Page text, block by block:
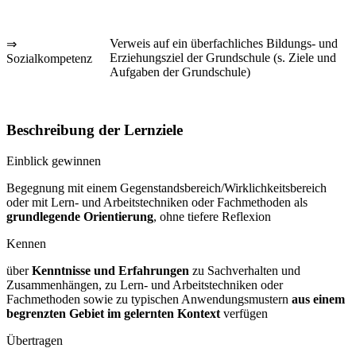
⇒
Sozialkompetenz
Verweis auf ein überfachliches Bildungs- und
Erziehungsziel der Grundschule (s. Ziele und
Aufgaben der Grundschule)
Beschreibung der Lernziele
Einblick gewinnen
Begegnung mit einem Gegenstandsbereich/Wirklichkeitsbereich
oder mit Lern- und Arbeitstechniken oder Fachmethoden als
grundlegende Orientierung, ohne tiefere Reflexion
Kennen
überKenntnisse und Erfahrungen zu Sachverhalten und
Zusammenhängen, zu Lern- und Arbeitstechniken oder
Fachmethoden sowie zu typischen Anwendungsmustern aus einem
begrenzten Gebiet im gelernten Kontext verfügen
Übertragen